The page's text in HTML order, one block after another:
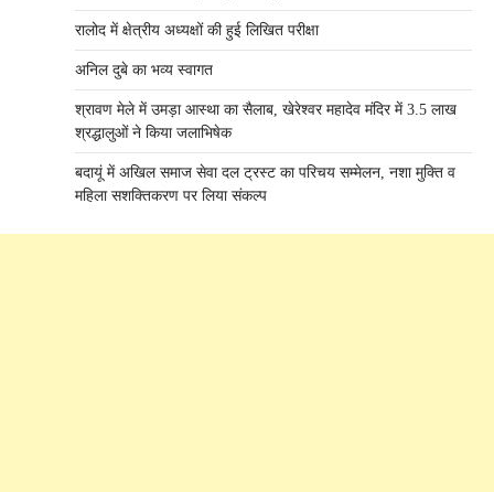
रालोद में क्षेत्रीय अध्यक्षों की हुई लिखित परीक्षा
अनिल दुबे का भव्य स्वागत
श्रावण मेले में उमड़ा आस्था का सैलाब, खेरेश्वर महादेव मंदिर में 3.5 लाख
श्रद्धालुओं ने किया जलाभिषेक
बदायूं में अखिल समाज सेवा दल ट्रस्ट का परिचय सम्मेलन, नशा मुक्ति व
महिला सशक्तिकरण पर लिया संकल्प